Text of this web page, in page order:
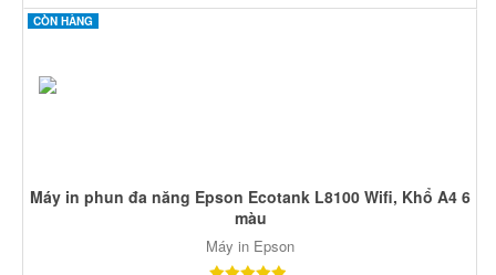
CÒN HÀNG
Máy in phun đa năng Epson Ecotank L8100 Wifi, Khổ A4 6
màu
Máy in Epson